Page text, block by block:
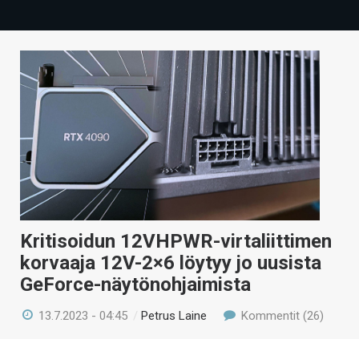
TECHBBS
TIETOA
HINTA.FI
KAUPPA
VAIHDA TEEMA
HAKU
Kritisoidun 12VHPWR-virtaliittimen
korvaaja 12V-2×6 löytyy jo uusista
GeForce-näytönohjaimista
13.7.2023 - 04:45 / Petrus Laine Kommentit (26)